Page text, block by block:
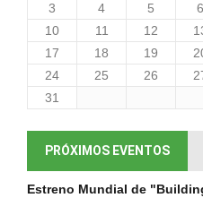
3
4 5 6
10
11 12
17
18 19
24
25 26
31
PRÓXIMOS EVENTOS
Estreno Mundial de